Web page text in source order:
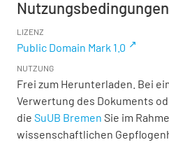
Nutzungsbedingungen
LIZENZ
Public Domain Mark 1.0
NUTZUNG
Frei zum Herunterladen. Bei
Verwertung des Dokuments
die SuUB Bremen Sie im
wissenschaftlichen